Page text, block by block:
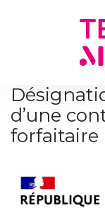
d’une
forfaitaire